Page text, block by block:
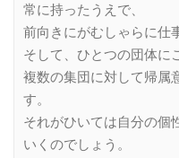
常に持ったうえで、
前向きにがむしゃらに仕
そして、ひとつの団体に
複数の集団に対して帰属
す。
それがひいては自分の個
いくのでしょう。